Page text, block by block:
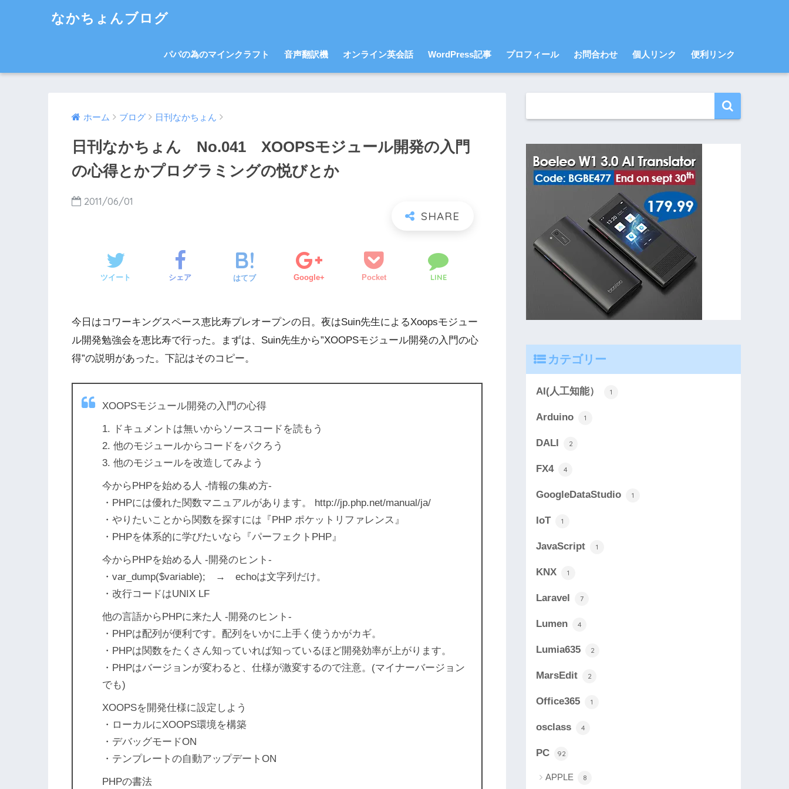
なかちょんブログ
パパの為のマインクラフト 音声翻訳機 オンライン英会話 WordPress記事 プロフィール お問合わせ 個人リンク 便利リンク
ホーム ブログ 日刊なかちょん
日刊なかちょん No.041 XOOPSモジュール開発の入門
の心得とかプログラミングの悦びとか
2011/06/01
ツイート シェア はてブ Google+ Pocket LINE
今日はコワーキングスペース恵比寿プレオープンの日。夜はSuin先生によるXoopsモジュー
ル開発勉強会を恵比寿で行った。まずは、Suin先生から”XOOPSモジュール開発の入門の心
得”の説明があった。下記はそのコピー。
XOOPSモジュール開発の入門の心得
1. ドキュメントは無いからソースコードを読もう
2. 他のモジュールからコードをパクろう
3. 他のモジュールを改造してみよう
今からPHPを始める人 -情報の集め方-
・PHPには優れた関数マニュアルがあります。 http://jp.php.net/manual/ja/
・やりたいことから関数を探すには『PHP ポケットリファレンス』
・PHPを体系的に学びたいなら『パーフェクトPHP』
今からPHPを始める人 -開発のヒント-
・var_dump($variable); → echoは文字列だけ。
・改行コードはUNIX LF
他の言語からPHPに来た人 -開発のヒント-
・PHPは配列が便利です。配列をいかに上手く使うかがカギ。
・PHPは関数をたくさん知っていれば知っているほど開発効率が上がります。
・PHPはバージョンが変わると、仕様が激変するので注意。(マイナーバージョン
でも)
XOOPSを開発仕様に設定しよう
・ローカルにXOOPS環境を構築
・デバッグモードON
・テンプレートの自動アップデートON
PHPの書法
カテゴリー
AI(人工知能） 1
Arduino 1
DALI 2
FX4 4
GoogleDataStudio 1
IoT 1
JavaScript 1
KNX 1
Laravel 7
Lumen 4
Lumia635 2
MarsEdit 2
Office365 1
osclass 4
PC 92
APPLE 8